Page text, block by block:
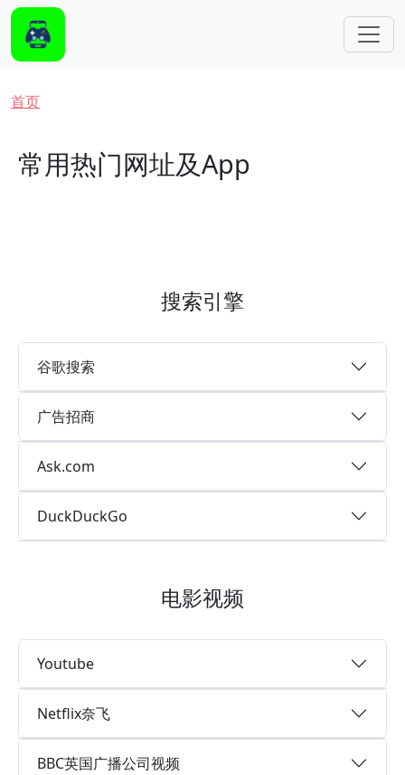
跳转到主要内容
面包屑
首页
常用热门网址及App
搜索引擎
谷歌搜索
广告招商
Ask.com
DuckDuckGo
电影视频
Youtube
Netflix奈飞
BBC英国广播公司视频